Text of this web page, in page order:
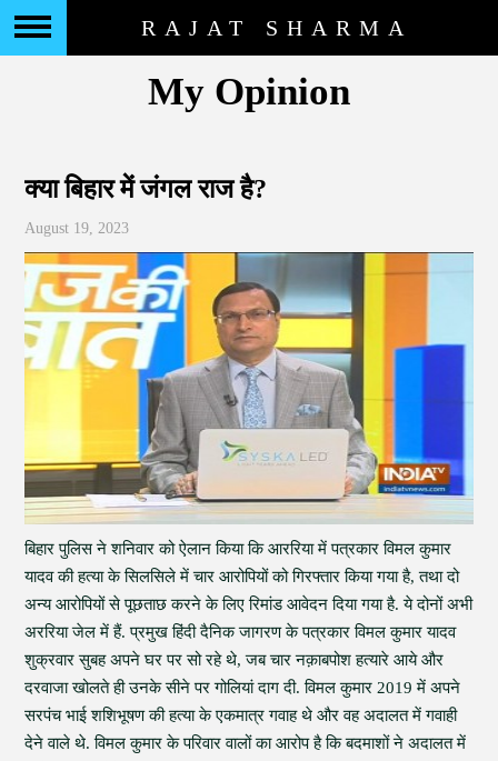
RAJAT SHARMA
My Opinion
क्या बिहार में जंगल राज है?
August 19, 2023
बिहार पुलिस ने शनिवार को ऐलान किया कि आररिया में पत्रकार विमल कुमार
यादव की हत्या के सिलसिले में चार आरोपियों को गिरफ्तार किया गया है, तथा दो
अन्य आरोपियों से पूछताछ करने के लिए रिमांड आवेदन दिया गया है. ये दोनों अभी
अररिया जेल में हैं. प्रमुख हिंदी दैनिक जागरण के पत्रकार विमल कुमार यादव
शुक्रवार सुबह अपने घर पर सो रहे थे, जब चार नक़ाबपोश हत्यारे आये और
दरवाजा खोलते ही उनके सीने पर गोलियां दाग दी. विमल कुमार 2019 में अपने
सरपंच भाई शशिभूषण की हत्या के एकमात्र गवाह थे और वह अदालत में गवाही
देने वाले थे. विमल कुमार के परिवार वालों का आरोप है कि बदमाशों ने अदालत में